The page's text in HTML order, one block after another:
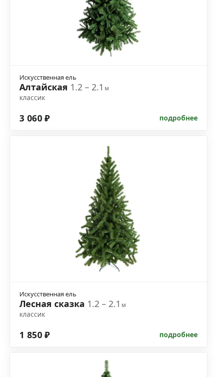
Искусственная ель
Алтайская 1.2 – 2.1м
классик
3 060 ₽ подробнее
Искусственная ель
Лесная сказка 1.2 – 2.1м
классик
1 850 ₽ подробнее